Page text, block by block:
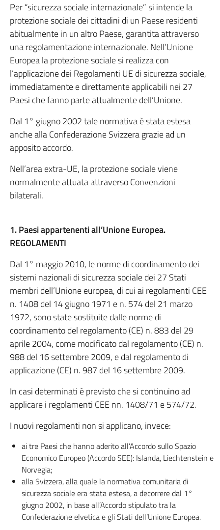
Per “sicurezza sociale internazionale” si intende la
protezione sociale dei cittadini di un Paese residenti
abitualmente in un altro Paese, garantita attraverso
una regolamentazione internazionale. Nell’Unione
Europea la protezione sociale si realizza con
l’applicazione dei Regolamenti UE di sicurezza sociale,
immediatamente e direttamente applicabili nei 27
Paesi che fanno parte attualmente dell’Unione.
Dal 1° giugno 2002 tale normativa è stata estesa
anche alla Confederazione Svizzera grazie ad un
apposito accordo.
Nell’area extra-UE, la protezione sociale viene
normalmente attuata attraverso Convenzioni
bilaterali.
1. Paesi appartenenti all’Unione Europea.
REGOLAMENTI
Dal 1° maggio 2010, le norme di coordinamento dei
sistemi nazionali di sicurezza sociale dei 27 Stati
membri dell’Unione europea, di cui ai regolamenti CEE
n. 1408 del 14 giugno 1971 e n. 574 del 21 marzo
1972, sono state sostituite dalle norme di
coordinamento del regolamento (CE) n. 883 del 29
aprile 2004, come modificato dal regolamento (CE) n.
988 del 16 settembre 2009, e dal regolamento di
applicazione (CE) n. 987 del 16 settembre 2009.
In casi determinati è previsto che si continuino ad
applicare i regolamenti CEE nn. 1408/71 e 574/72.
I nuovi regolamenti non si applicano, invece:
ai tre Paesi che hanno aderito all’Accordo sullo Spazio
Economico Europeo (Accordo SEE): Islanda, Liechtenstein e
Norvegia;
alla Svizzera, alla quale la normativa comunitaria di
sicurezza sociale era stata estesa, a decorrere dal 1°
giugno 2002, in base all’Accordo stipulato tra la
Confederazione elvetica e gli Stati dell’Unione Europea.